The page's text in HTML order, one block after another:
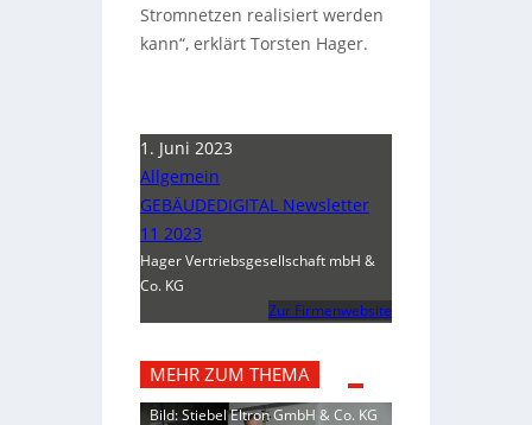
Stromnetzen realisiert werden
kann“, erklärt Torsten Hager.
1. Juni 2023
Allgemein
GEBÄUDEDIGITAL Newsletter
11 2023
Hager Vertriebsgesellschaft mbH &
Co. KG
Zur Firmenwebsite
MEHR ZUM THEMA
Bild: Stiebel Eltron GmbH & Co. KG